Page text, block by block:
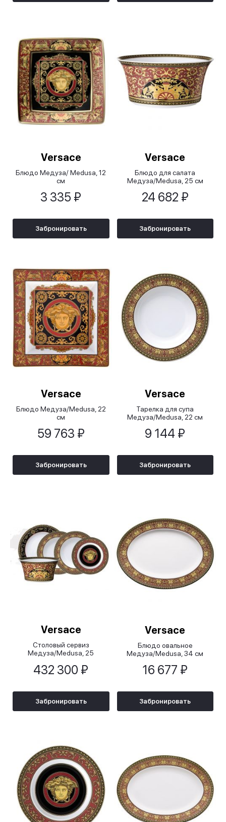
Versace
Блюдо Медуза/ Medusa, 12
см
3 335 ₽
Забронировать
Versace
Блюдо для салата
Медуза/Medusa, 25 см
24 682 ₽
Забронировать
Versace
Блюдо Медуза/Medusa, 22
см
59 763 ₽
Забронировать
Versace
Тарелка для супа
Медуза/Medusa, 22 см
9 144 ₽
Забронировать
Versace
Столовый сервиз
Медуза/Medusa, 25
432 300 ₽
Забронировать
Versace
Блюдо овальное
Медуза/Medusa, 34 см
16 677 ₽
Забронировать